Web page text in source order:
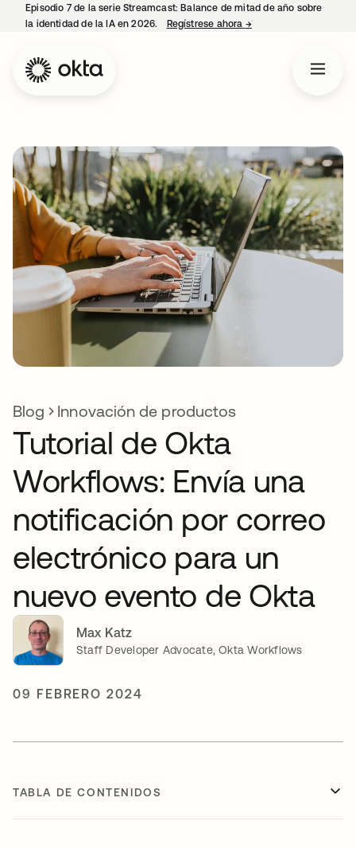
Episodio 7 de la serie Streamcast: Balance de mitad de año sobre
la identidad de la IA en 2026.
Regístrese ahora →se abre en una
Blog Innovación de productos
Tutorial de Okta
Workflows: Envía una
notificación por correo
electrónico para un
nuevo evento de Okta
Max Katz
Staff Developer Advocate, Okta Workflows
09 FEBRERO 2024
TABLA DE CONTENIDOS